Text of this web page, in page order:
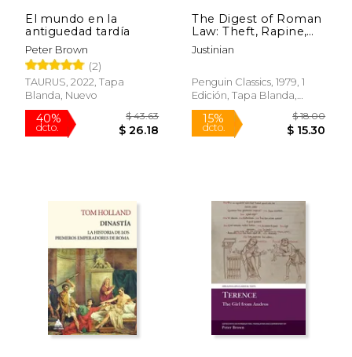
40%
El mundo en la
antiguedad tardía
Peter Brown
(2)
TAURUS, 2022, Tapa
Blanda, Nuevo
The Digest of Roman
Law: Theft, Rapine,
Damage, and Insult
(Penguin Classics) (en
Justinian
Penguin Classics, 1979, 1
Edición, Tapa Blanda,
Nuevo